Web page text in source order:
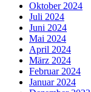
Oktober 2024
Juli 2024
Juni 2024
Mai 2024
April 2024
März 2024
Februar 2024
Januar 2024